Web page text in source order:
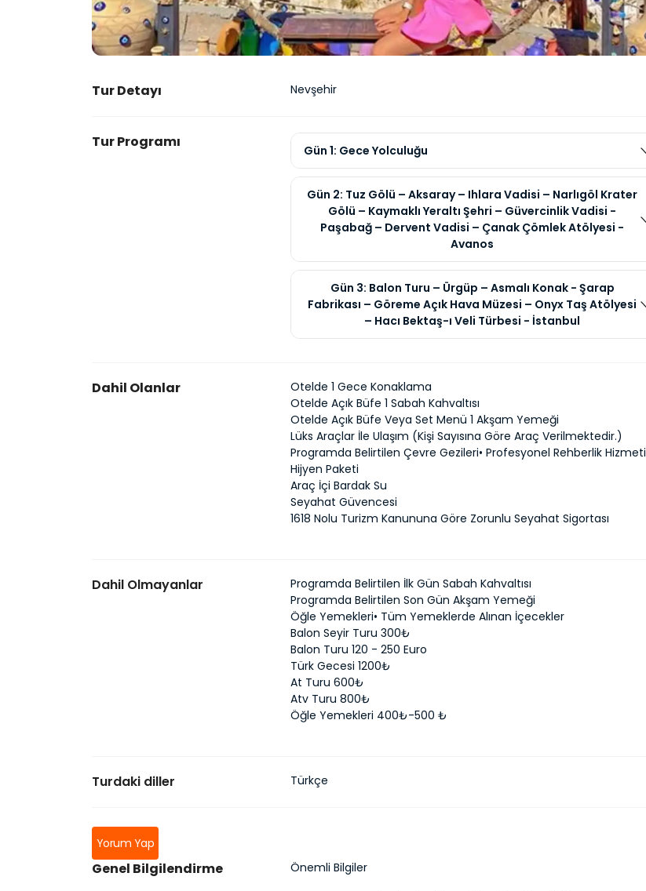
Tur Detayı Nevşehir
Tur Programı Gün 1: Gece Yolculuğu
Gün 2: Tuz Gölü – Aksaray – Ihlara Vadisi – Narlıgöl Krater
Gölü – Kaymaklı Yeraltı Şehri – Güvercinlik Vadisi -
Paşabağ – Dervent Vadisi – Çanak Çömlek Atölyesi -
Avanos
Gün 3: Balon Turu – Ürgüp – Asmalı Konak - Şarap
Fabrikası – Göreme Açık Hava Müzesi – Onyx Taş Atölyesi
– Hacı Bektaş-ı Veli Türbesi - İstanbul
Dahil Olanlar
Otelde 1 Gece Konaklama
Otelde Açık Büfe 1 Sabah Kahvaltısı
Otelde Açık Büfe Veya Set Menü 1 Akşam Yemeği
Lüks Araçlar İle Ulaşım (Kişi Sayısına Göre Araç Verilmektedir.)
Programda Belirtilen Çevre Gezileri• Profesyonel Rehberlik Hizmeti
Hijyen Paketi
Araç İçi Bardak Su
Seyahat Güvencesi
1618 Nolu Turizm Kanununa Göre Zorunlu Seyahat Sigortası
Dahil Olmayanlar
Programda Belirtilen İlk Gün Sabah Kahvaltısı
Programda Belirtilen Son Gün Akşam Yemeği
Öğle Yemekleri• Tüm Yemeklerde Alınan İçecekler
Balon Seyir Turu 300₺
Balon Turu 120 - 250 Euro
Türk Gecesi 1200₺
At Turu 600₺
Atv Turu 800₺
Öğle Yemekleri 400₺-500 ₺
Turdaki diller Türkçe
Yorum Yap
Genel Bilgilendirme Önemli Bilgiler